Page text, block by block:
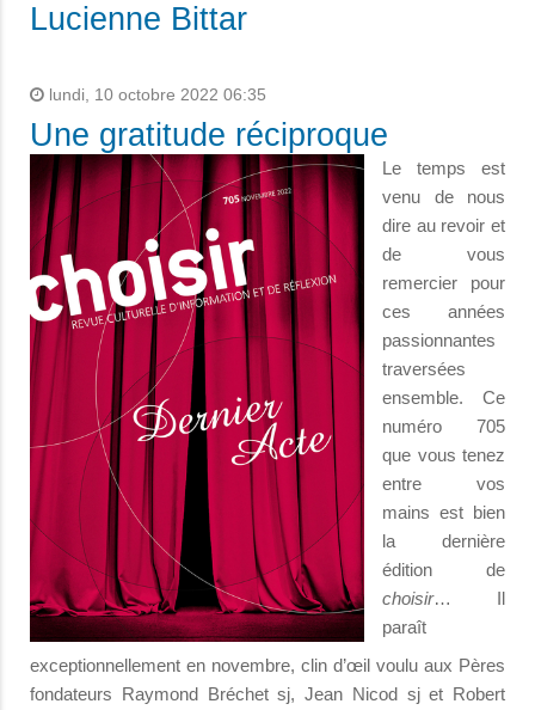
Lucienne Bittar
lundi, 10 octobre 2022 06:35
Une gratitude réciproque
Le temps est
venu de nous
dire au revoir et
de vous
remercier pour
ces années
passionnantes
traversées
ensemble. Ce
numéro 705
que vous tenez
entre vos
mains est bien
la dernière
édition de
choisir… Il
paraît
exceptionnellement en novembre, clin d’œil voulu aux Pères
fondateurs Raymond Bréchet sj, Jean Nicod sj et Robert